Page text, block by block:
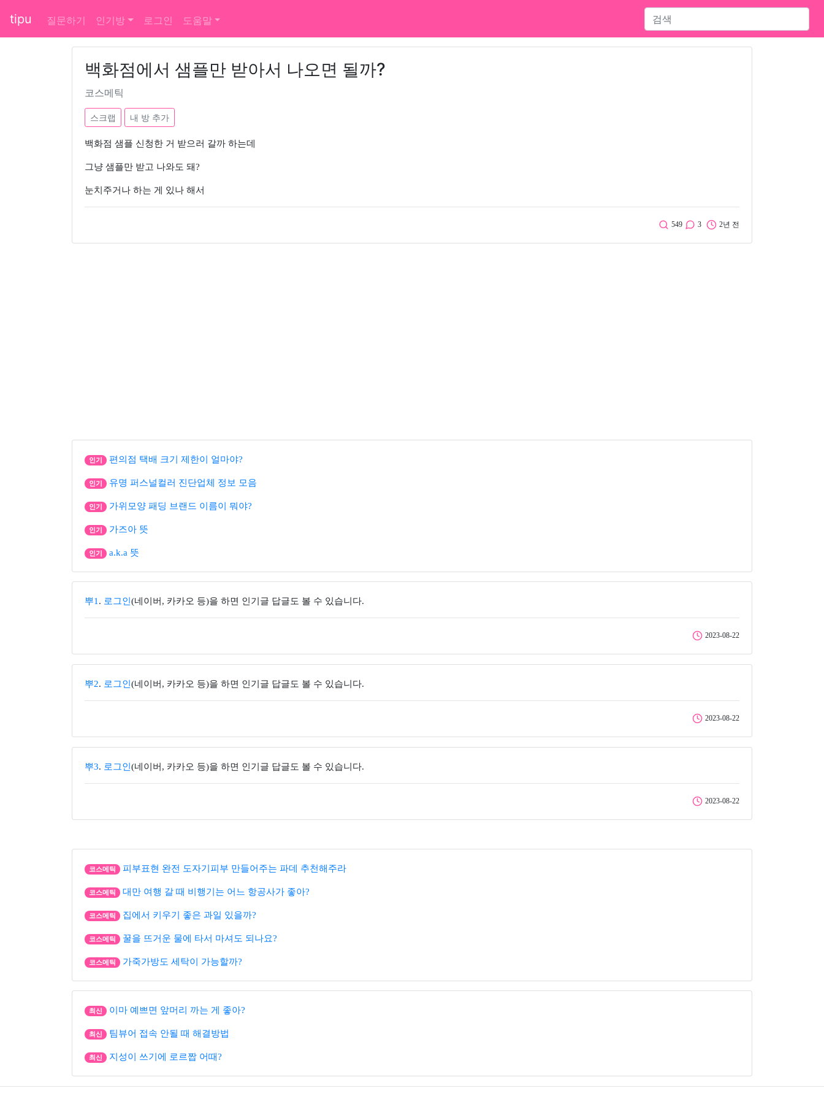
tipu 질문하기 인기방 로그인 도움말
백화점에서 샘플만 받아서 나오면 될까?
코스메틱
스크랩 내 방 추가
백화점 샘플 신청한 거 받으러 갈까 하는데
그냥 샘플만 받고 나와도 돼?
눈치주거나 하는 게 있나 해서
549 3 2년 전
인기 편의점 택배 크기 제한이 얼마야?
인기 유명 퍼스널컬러 진단업체 정보 모음
인기 가위모양 패딩 브랜드 이름이 뭐야?
인기 가즈아 뜻
인기 a.k.a 뜻
뿌1 . 로그인 (네이버, 카카오 등)을 하면 인기글 답글도 볼 수 있습니다.
2023-08-22
뿌2. 로그인 (네이버, 카카오 등)을 하면 인기글 답글도 볼 수 있습니다.
2023-08-22
뿌3. 로그인 (네이버, 카카오 등)을 하면 인기글 답글도 볼 수 있습니다.
2023-08-22
코스메틱 피부표현 완전 도자기피부 만들어주는 파데 추천해주라
코스메틱 대만 여행 갈 때 비행기는 어느 항공사가 좋아?
코스메틱 집에서 키우기 좋은 과일 있을까?
코스메틱 꿀을 뜨거운 물에 타서 마셔도 되나요?
코스메틱 가죽가방도 세탁이 가능할까?
최신 이마 예쁘면 앞머리 까는 게 좋아?
최신 팀뷰어 접속 안될 때 해결방법
최신 지성이 쓰기에 로르짭 어때?